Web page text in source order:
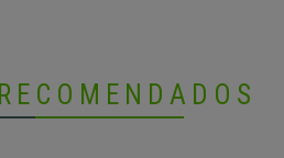
RECOMENDADOS